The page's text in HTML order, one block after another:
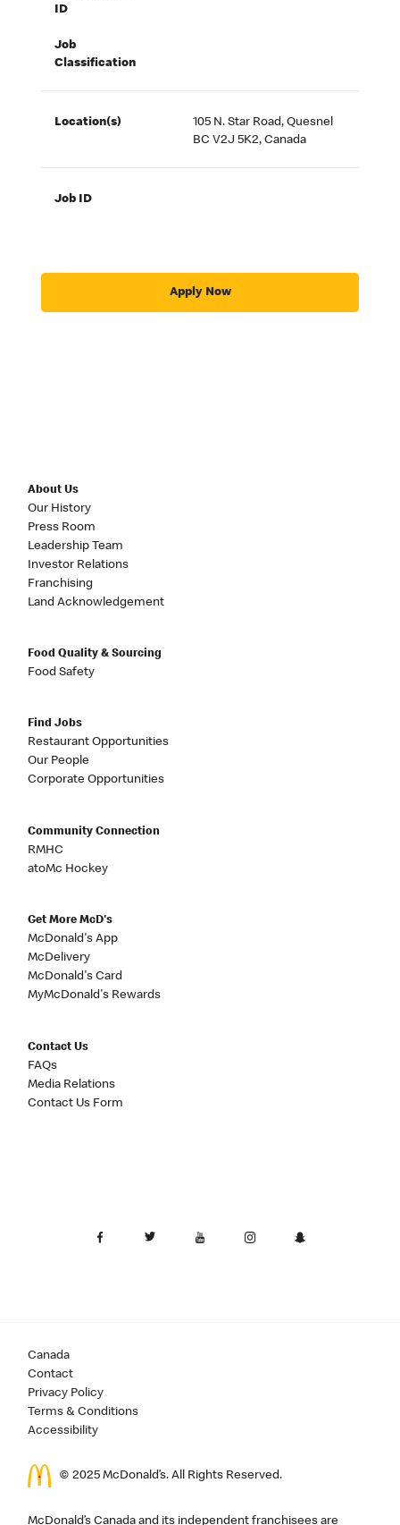
ID
Job
Classification
Location(s)
105 N. Star Road, Quesnel
BC V2J 5K2, Canada
Job ID
Apply Now
About Us
Our History
Press Room
Leadership Team
Investor Relations
Franchising
Land Acknowledgement
Food Quality & Sourcing
Food Safety
Find Jobs
Restaurant Opportunities
Our People
Corporate Opportunities
Community Connection
RMHC
atoMc Hockey
Get More McD's
McDonald's App
McDelivery
McDonald's Card
MyMcDonald's Rewards
Contact Us
FAQs
Media Relations
Contact Us Form
Canada
Contact
Privacy Policy
Terms & Conditions
Accessibility
© 2025 McDonald’s. All Rights Reserved.
McDonald’s Canada and its independent franchisees are